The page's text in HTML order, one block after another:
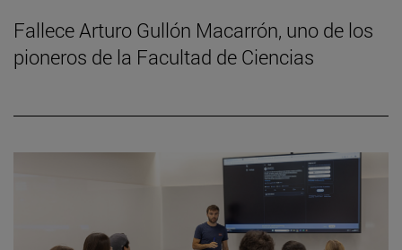
Fallece Arturo Gullón Macarrón, uno de los
pioneros de la Facultad de Ciencias